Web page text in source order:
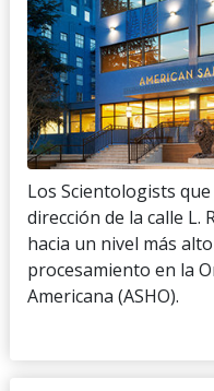
Los Scientologists
dirección de la calle L.
hacia un nivel más
procesamiento en la
Americana (ASHO).